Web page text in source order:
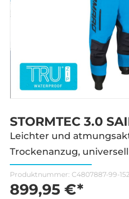
STORMTEC 3.0
Leichter und
Trockenanzug,
Produktnummer: C4807887-99-
899,95 €*